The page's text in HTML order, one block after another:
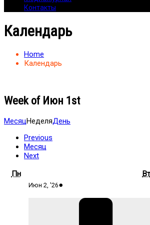
Контакты
Календарь
Home
Календарь
Week of Июн 1st
МесяцНеделяДень
Previous
Месяц
Next
ПнПонедельник Вт
Июн 2, '2602.06.2026
●